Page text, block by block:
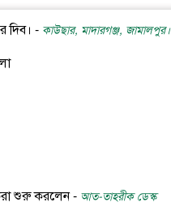
দিব। - কাউছার, মাদারগঞ্জ, জামালপুর।
শুরু করলেন - আত-তাহরীক ডেস্ক